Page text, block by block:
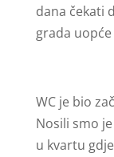
dana čekati
grada uopće
WC je bio
Nosili smo
u kvartu